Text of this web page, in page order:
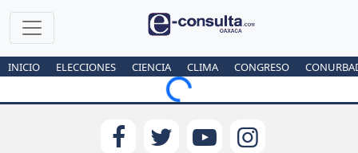
INICIO ELECCIONES CIENCIA CLIMA CONGRESO
Loading...